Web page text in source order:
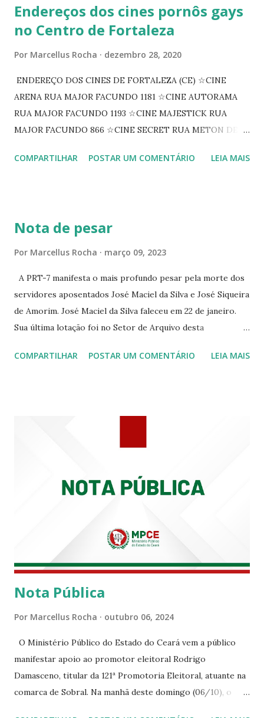
Endereços dos cines pornôs gays
no Centro de Fortaleza
Por Marcellus Rocha dezembro 28, 2020
ENDEREÇO DOS CINES DE FORTALEZA (CE) ☆CINE
ARENA RUA MAJOR FACUNDO 1181 ☆CINE AUTORAMA
RUA MAJOR FACUNDO 1193 ☆CINE MAJESTICK RUA
MAJOR FACUNDO 866 ☆CINE SECRET RUA METON DE
PEIXOTO 1307 ☆CINE IRIS RUA FLORIANO PEIXOTO 1206
☆CINE VIP CLUBE RUA 24 DE MAIO 825 ☆CINE ECLIPSE
COMPARTILHAR POSTAR UM COMENTÁRIO LEIA MAIS
Nota de pesar
Por Marcellus Rocha março 09, 2023
A PRT-7 manifesta o mais profundo pesar pela morte dos
servidores aposentados José Maciel da Silva e José Siqueira
de Amorim. José Maciel da Silva faleceu em 22 de janeiro.
Sua última lotação foi no Setor de Arquivo desta
Siqueira Amorim faleceu em 28 de fevereiro e encerrou a
COMPARTILHAR POSTAR UM COMENTÁRIO LEIA MAIS
Nota Pública
Por Marcellus Rocha outubro 06, 2024
O Ministério Público do Estado do Ceará vem a público
manifestar apoio ao promotor eleitoral Rodrigo
Damasceno, titular da 121ª Promotoria Eleitoral, atuante na
comarca de Sobral. Na manhã deste domingo (06/10), o